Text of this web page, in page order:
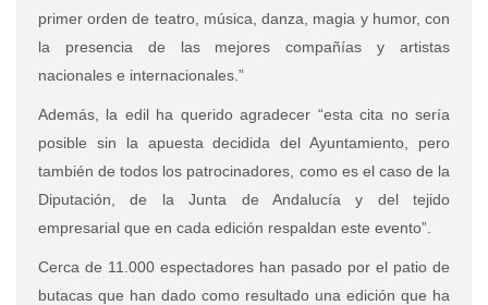
primer orden de teatro, música, danza, magia y humor, con
la presencia de las mejores compañías y artistas
nacionales e internacionales.”
Además, la edil ha querido agradecer “esta cita no sería
posible sin la apuesta decidida del Ayuntamiento, pero
también de todos los patrocinadores, como es el caso de la
Diputación, de la Junta de Andalucía y del tejido
empresarial que en cada edición respaldan este evento”.
Cerca de 11.000 espectadores han pasado por el patio de
butacas que han dado como resultado una edición que ha